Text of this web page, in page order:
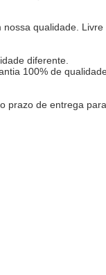
qualidade.
diferente.
100% de
de entrega